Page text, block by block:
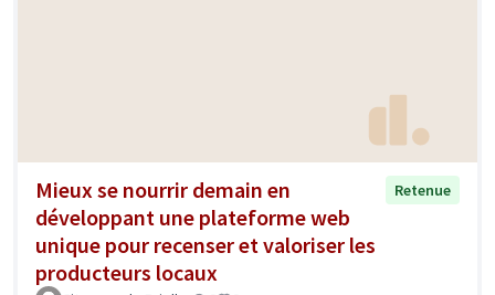
Mieux se nourrir demain en
développant une plateforme web
unique pour recenser et valoriser les
producteurs locaux
Retenue